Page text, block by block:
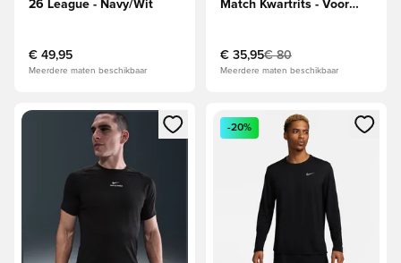
26 League - Navy/Wit
€ 49,95
Meerdere maten beschikbaar
Match Kwartrits - Voor
€ 35,95€ 80
Meerdere maten beschikbaar
Opent een venster om in te loggen of je aan te melden als
Opent een venster om in te
-20%